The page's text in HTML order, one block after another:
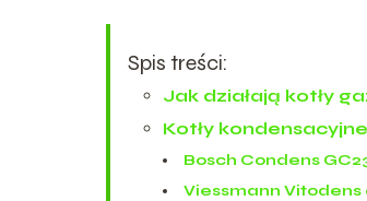
Spis treści:
Jak działają kotły
Kotły
Bosch Condens
Viessmann Vitodens